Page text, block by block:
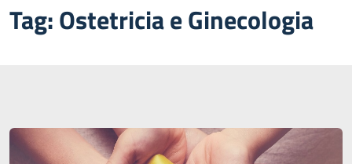
Tag:Ostetricia e Ginecologia